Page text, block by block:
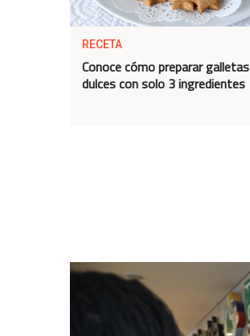
RECETA
Conoce cómo preparar galletas
dulces con solo 3 ingredientes